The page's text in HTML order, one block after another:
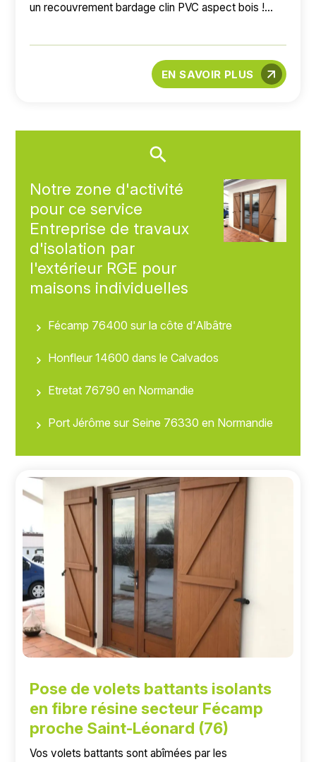
un recouvrement bardage clin PVC aspect bois !...
EN SAVOIR PLUS
Notre zone d'activité
pour ce service
Entreprise de travaux
d'isolation par
l'extérieur RGE pour
maisons individuelles
Fécamp 76400 sur la côte d'Albâtre
Honfleur 14600 dans le Calvados
Etretat 76790 en Normandie
Port Jérôme sur Seine 76330 en Normandie
Pose de volets battants isolants
en fibre résine secteur Fécamp
proche Saint-Léonard (76)
Vos volets battants sont abîmées par les